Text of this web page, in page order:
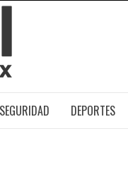
SEGURIDAD DEPORTES